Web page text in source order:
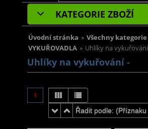
KATEGORIE ZBOŽÍ
Úvodní stránka » Všechny kategorie
VYKUŘOVADLA » Uhlíky na vykuřování
Uhlíky na vykuřování -
1
Řadit podle: (